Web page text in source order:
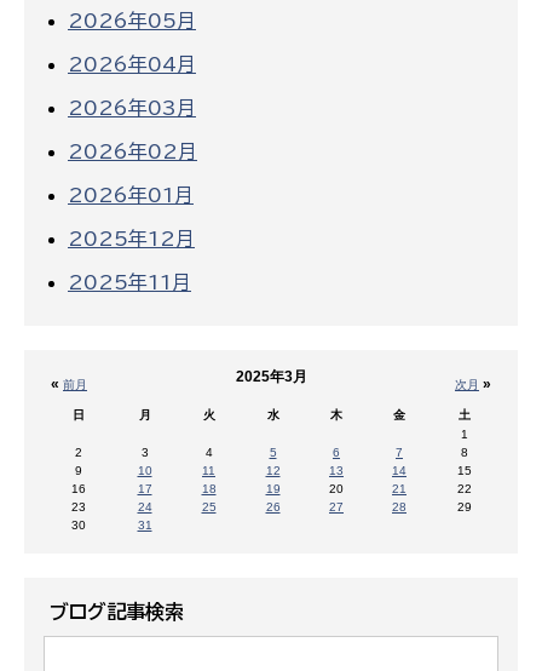
2026年05月
2026年04月
2026年03月
2026年02月
2026年01月
2025年12月
2025年11月
« 前月 次月 »
2025年3月
日 月 火 水 木 金
土
1
2
3 4 5 6 7
8
9
10 11 12 13 14
15
16
17 18 19 20 21
22
23
24 25 26 27 28
29
30
31
ブログ記事検索